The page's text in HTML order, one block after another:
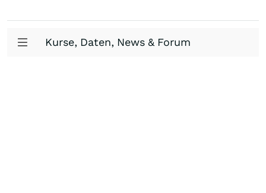
Kurse, Daten, News & Forum